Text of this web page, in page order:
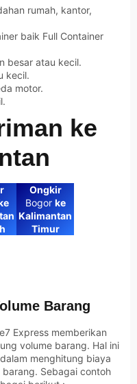
rumah, kantor,
baik Full Container
besar atau kecil.
kecil.
motor.
ke
Ongkir
Bogor ke
Kalimantan
Timur
Barang
Express memberikan
volume barang. Hal ini
menghitung biaya
Sebagai contoh